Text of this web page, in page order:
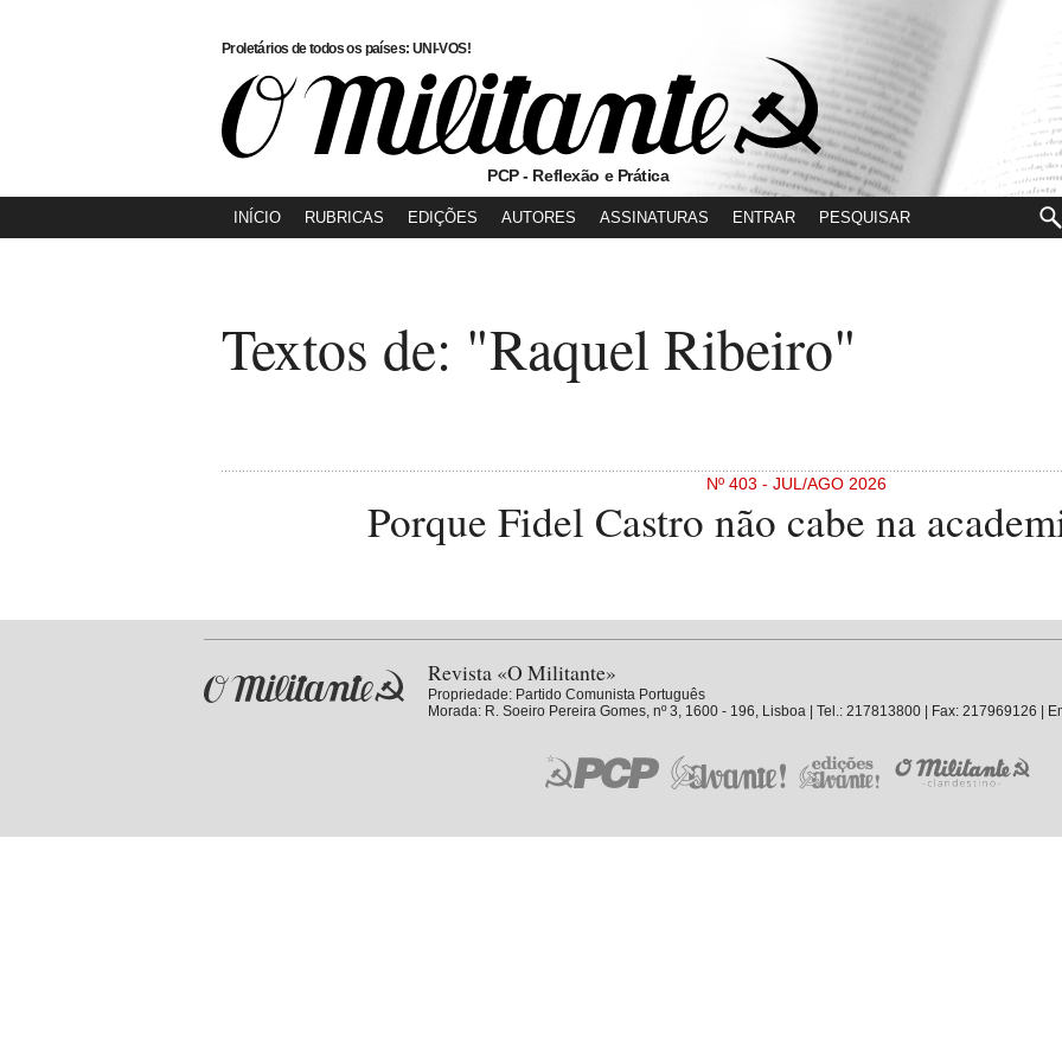
Proletários de todos os países: UNI-VOS!
PCP - Reflexão e Prática
INÍCIO RUBRICAS EDIÇÕES AUTORES ASSINATURAS ENTRAR
Textos de: "Raquel Ribeiro"
Nº 403 - JUL/AGO 2026
Porque Fidel Castro não cabe na
Revista «O Militante»
Propriedade: Partido Comunista Português
Morada: R. Soeiro Pereira Gomes, nº 3, 1600 - 196, Lisboa | Tel.: 217813800 | Fax: 217969126 |